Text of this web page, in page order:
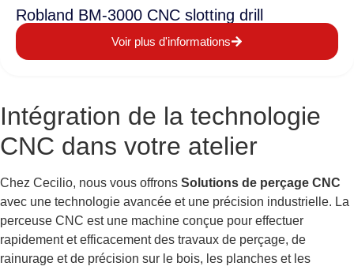
Robland BM-3000 CNC slotting drill
Voir plus d'informations
Intégration de la technologie
CNC dans votre atelier
Chez Cecilio, nous vous offrons Solutions de perçage CNC
avec une technologie avancée et une précision industrielle. La
perceuse CNC est une machine conçue pour effectuer
rapidement et efficacement des travaux de perçage, de
rainurage et de précision sur le bois, les planches et les